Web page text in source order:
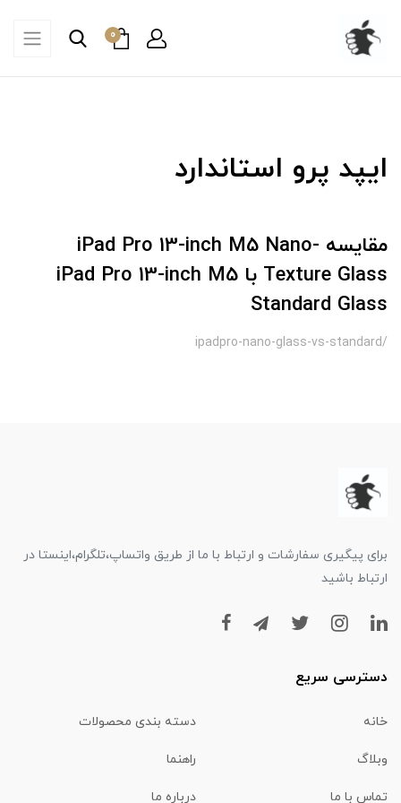
0
ایپد پرو استاندارد
مقایسه iPad Pro 13-inch M5 Nano-
Texture Glass با iPad Pro 13-inch M5
Standard Glass
/ipadpro-nano-glass-vs-standard
برای پیگیری سفارشات و ارتباط با ما از طریق واتساپ،تلگرام،اینستا در
ارتباط باشید
دسترسی سریع
خانه دسته بندی محصولات
وبلاگ راهنما
تماس با ما درباره ما